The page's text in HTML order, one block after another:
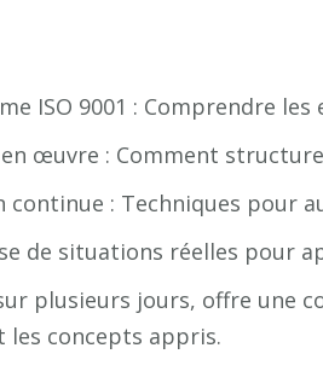
ISO 9001 : Comprendre
œuvre : Comment
: Techniques pour
de situations réelles pour
plusieurs jours, offre
concepts appris.